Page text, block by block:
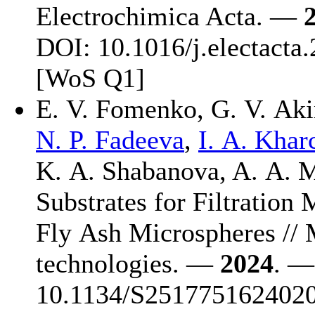
Electrochimica Acta. —
DOI: 10.1016/
[WoS Q1]
E. V. Fomenko, G. V.
N. P. Fadeeva, I. A.
K. A. Shabanova, A. A.
Substrates for Filtration
Fly Ash Microspheres //
technologies. — 2024. —
10.1134/